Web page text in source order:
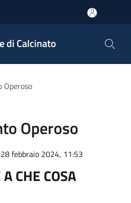
di Calcinato
Operoso
Operoso
febbraio 2024, 11:53
CHE COSA